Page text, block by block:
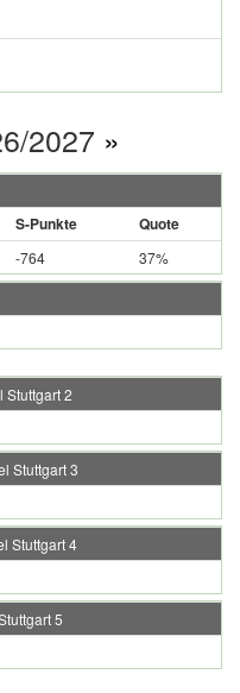
2027 »
S-Punkte Quote
-764 37%
Stuttgart 2
Stuttgart 3
Stuttgart 4
5